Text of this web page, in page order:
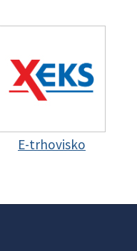
E-trhovisko